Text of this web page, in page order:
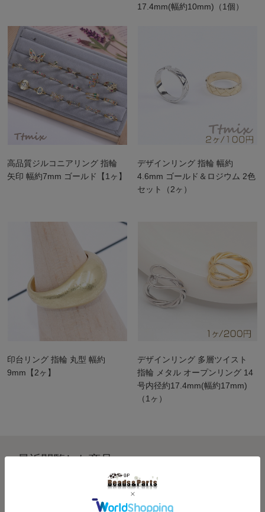
17.4mm(幅約10mm)（1個）
高品質ジルコニアリング 指輪
矢印 幅約7mm ゴールド【1ヶ】
デザインリング 指輪 幅約
4.6mm ゴールド＆ロジウム 2色
セット（2ヶ）
印台リング 指輪 丸型 幅約
9mm【2ヶ】
デザインリング 多層ツイスト
指輪 メタル オープンリング 14
号内径約17.4mm(幅約17mm)
（1ヶ）
最近閲覧した商品